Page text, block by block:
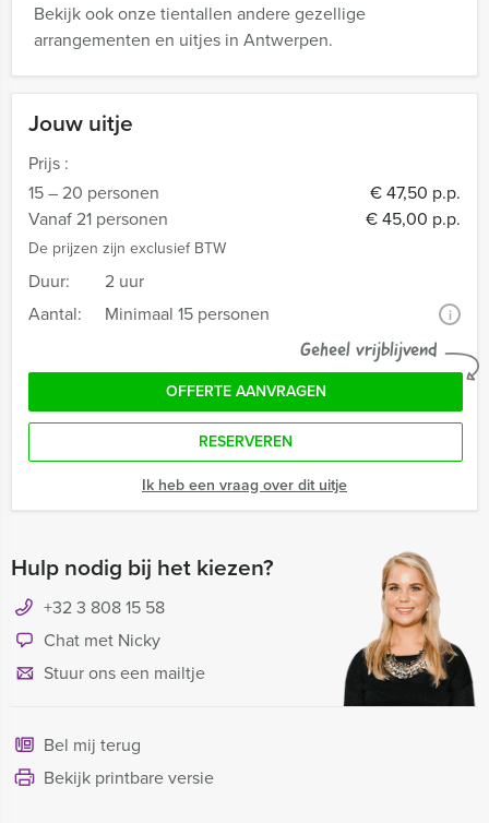
Jouw uitje
Prijs :
15 – 20 personen
€ 47,50 p.p.
Vanaf 21 personen
€ 45,00 p.p.
De prijzen zijn exclusief BTW
Duur:
2 uur
Aantal:
Minimaal 15 personen i
Geheel vrijblijvend
OFFERTE AANVRAGEN
RESERVEREN
Ik heb een vraag over dit uitje
Hulp nodig bij het kiezen?
+32 3 808 15 58
Chat met Nicky
Stuur ons een mailtje
Bel mij terug
Bekijk printbare versie
Bekijk ook onze tientallen andere gezellige
arrangementen en uitjes in Antwerpen.